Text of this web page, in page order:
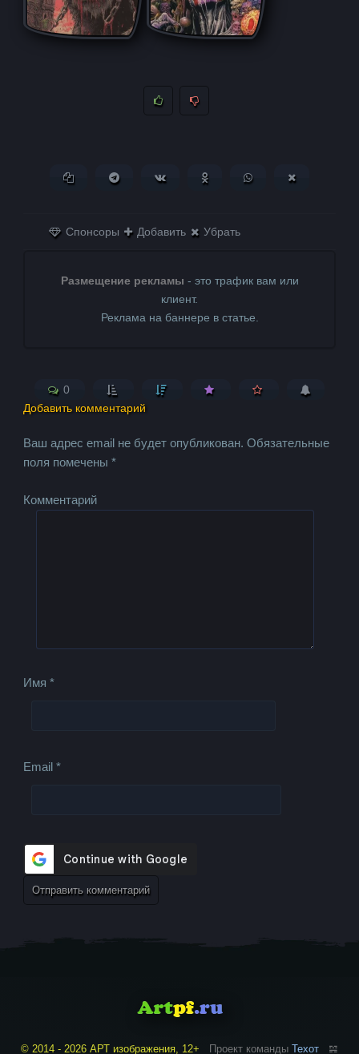
Копировать ссылкуПоделиться в Telegram
Поделиться ВКонтактеПоделиться в
Поделиться в
Спонсоры Добавить Убрать
Размещение рекламы - это трафик вам или
клиент.
Реклама на баннере в статье.
0
Добавить комментарий
Ваш адрес email не будет опубликован. Обязательные
поля помечены*
Комментарий
Имя*
Email*
© 2014 - 2026 АРТ изображения, 12+ Проект команды Техот 𝌴